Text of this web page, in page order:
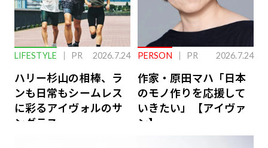
LIFESTYLE PR 2026.7.24
ハリー杉山の相棒、ラ
ンも日常もシームレス
に彩るアイヴォルのサ
ングラス
PERSON PR 2026.7.24
作家・原田マハ「日本
のモノ作りを応援して
いきたい」【アイヴァ
ン】